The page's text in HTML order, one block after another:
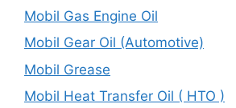
Mobil Gas Engine Oil
Mobil Gear Oil (Automotive)
Mobil Grease
Mobil Heat Transfer Oil ( HTO )